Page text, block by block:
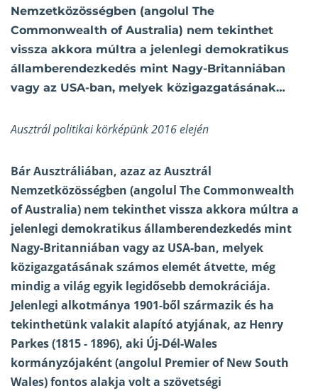
Nemzetközösségben (angolul The
Commonwealth of Australia) nem tekinthet
vissza akkora múltra a jelenlegi demokratikus
államberendezkedés mint Nagy-Britanniában
vagy az USA-ban, melyek közigazgatásának…
Ausztrál politikai körképünk 2016 elején
Bár Ausztráliában, azaz az Ausztrál
Nemzetközösségben (angolul The Commonwealth
of Australia) nem tekinthet vissza akkora múltra a
jelenlegi demokratikus államberendezkedés mint
Nagy-Britanniában vagy az USA-ban, melyek
közigazgatásának számos elemét átvette, még
mindig a világ egyik legidősebb demokráciája.
Jelenlegi alkotmánya 1901-ből származik és ha
tekinthetünk valakit alapító atyjának, az Henry
Parkes(1815 - 1896), aki Új-Dél-Wales
kormányzójaként (angolul Premier of New South
Wales) fontos alakja volt a szövetségi